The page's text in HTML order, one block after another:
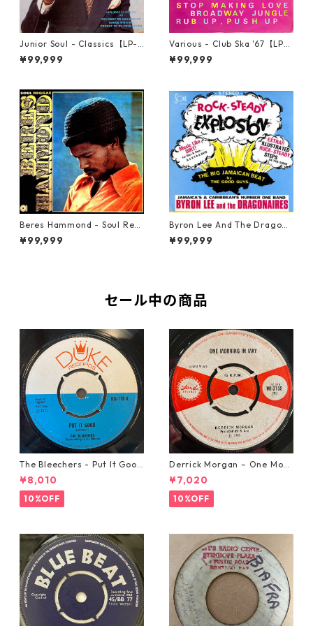
Junior Soul - Classics【LP-7
0044】
¥99,999
Various - Club Ska '67【LP-7
0050】
¥99,999
Beres Hammond - Soul Reg
gae【LP-70045】
¥99,999
Byron Lee And The Dragona
ires - Rock-Steady Explosio
n【LP-70047】
¥99,999
セール中の商品
The Bleechers - Put It Good
【7-21637】
¥8,010
10%OFF
Derrick Morgan – One Morn
ing In May【7-21653】
¥7,020
10%OFF